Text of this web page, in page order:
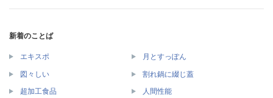
新着のことば
エキスポ 月とすっぽん
図々しい 割れ鍋に綴じ蓋
超加工食品 人間性能